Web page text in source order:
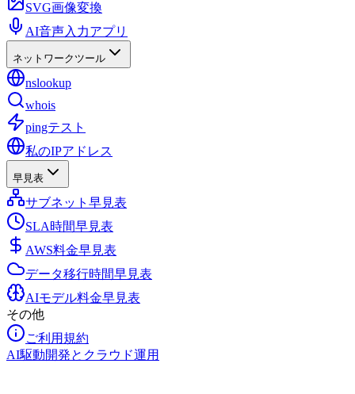
SVG画像変換
AI音声入力アプリ
ネットワークツール
nslookup
whois
pingテスト
私のIPアドレス
早見表
サブネット早見表
SLA時間早見表
AWS料金早見表
データ移行時間早見表
AIモデル料金早見表
その他
ご利用規約
AI駆動開発とクラウド運用